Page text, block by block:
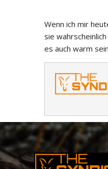
Wenn ich mir
sie
es auch warm